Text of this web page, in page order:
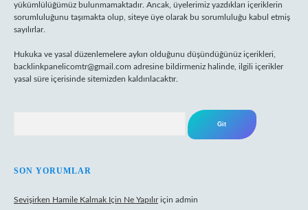
yükümlülüğümüz bulunmamaktadır. Ancak, üyelerimiz yazdıkları içeriklerin
sorumluluğunu taşımakta olup, siteye üye olarak bu sorumluluğu kabul etmiş
sayılırlar.
Hukuka ve yasal düzenlemelere aykırı olduğunu düşündüğünüz içerikleri,
backlinkpanelicomtr@gmail.com adresine bildirmeniz halinde, ilgili içerikler
yasal süre içerisinde sitemizden kaldırılacaktır.
SON YORUMLAR
Sevişirken Hamile Kalmak Için Ne Yapılıriçin admin